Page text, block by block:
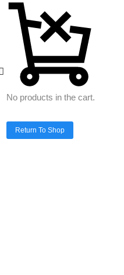
No products in the cart.
Return To Shop
Subscription modal